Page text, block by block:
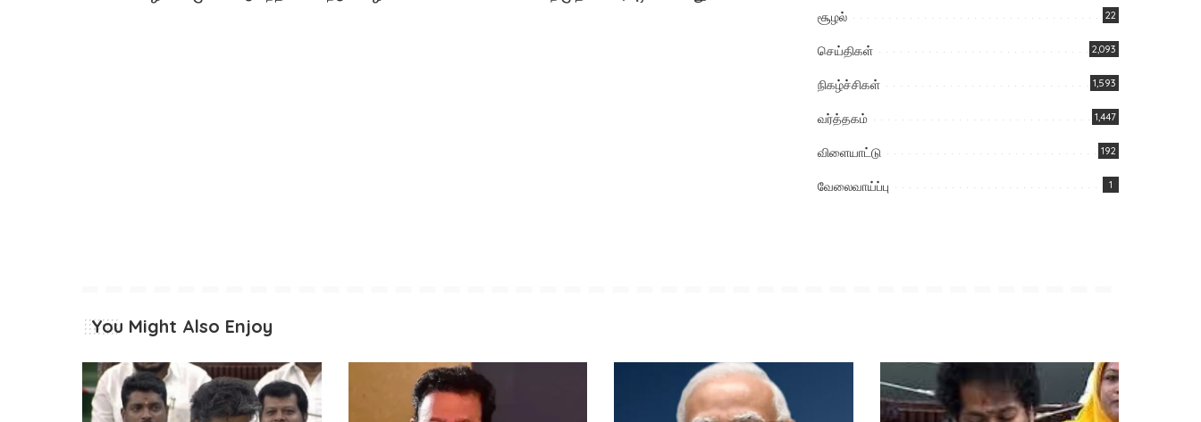
சூழல் 22
செய்திகள் 2,093
நிகழ்ச்சிகள் 1,593
வர்த்தகம் 1,447
விளையாட்டு 192
வேலைவாய்ப்பு 1
You Might Also Enjoy